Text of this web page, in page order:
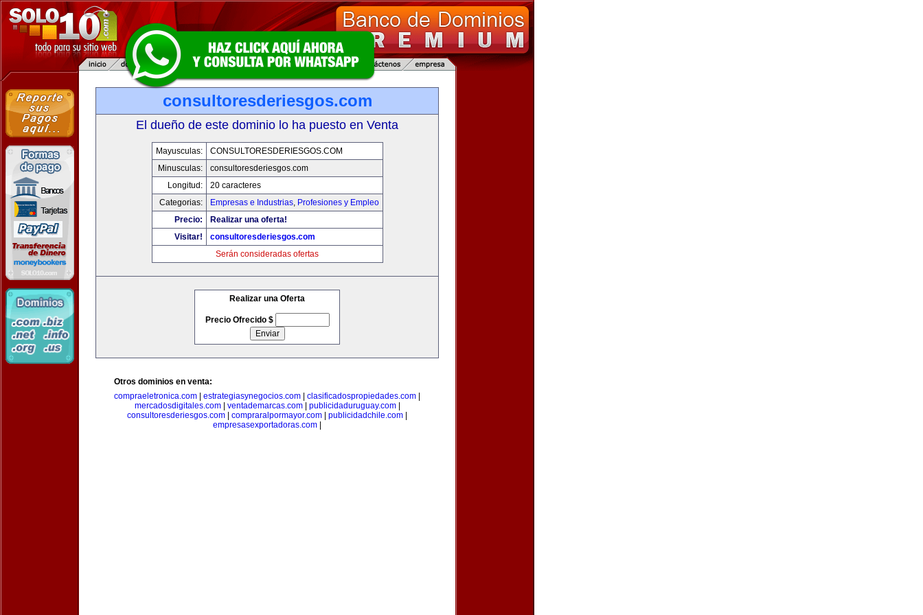
consultoresderiesgos.com
El dueño de este dominio lo ha puesto en Venta
Mayusculas:
CONSULTORESDERIESGOS.COM
Minusculas:
consultoresderiesgos.com
Longitud:
20 caracteres
Categorias:
Empresas e Industrias, Profesiones y Empleo
Precio:
Realizar una oferta!
Visitar!
consultoresderiesgos.com
Serán consideradas ofertas
Realizar una Oferta
Precio Ofrecido $
Otros dominios en venta:
compraeletronica.com
estrategiasynegocios.com clasificadospropiedades.com
mercadosdigitales.com| ventademarcas.com| publicidaduruguay.com|
consultoresderiesgos.com
compraralpormayor.com publicidadchile.com
empresasexportadoras.com